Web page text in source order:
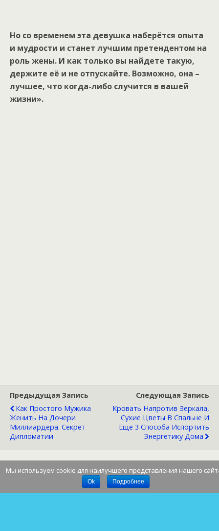
Но со временем эта девушка наберётся опыта
и мудрости и станет лучшим претендентом на
роль жены. И как только вы найдете такую,
держите её и не отпускайте. Возможно, она –
лучшее, что когда-либо случится в вашей
жизни».
Предыдущая Запись
Как Простого Мужика
Женить На Дочери
Миллиардера. Секрет
Дипломатии
Следующая Запись
Кровать Напротив Зеркала,
Сухие Цветы В Спальне И
Еще 3 Способа Испортить
Энергетику Дома
Мы используем cookie для наилучшего представления нашего
Ok Подробнее
Наверх